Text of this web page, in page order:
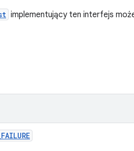
implementujący ten interfejs
FAILURE